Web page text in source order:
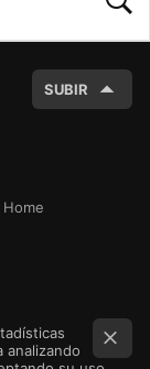
SUBIR
Home
analizando